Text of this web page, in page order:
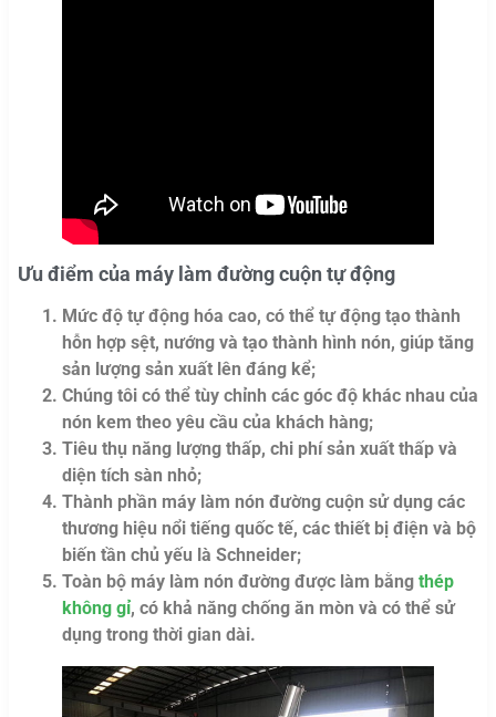
Ưu điểm của máy làm đường cuộn tự động
Mức độ tự động hóa cao, có thể tự động tạo thành
hỗn hợp sệt, nướng và tạo thành hình nón, giúp tăng
sản lượng sản xuất lên đáng kể;
Chúng tôi có thể tùy chỉnh các góc độ khác nhau của
nón kem theo yêu cầu của khách hàng;
Tiêu thụ năng lượng thấp, chi phí sản xuất thấp và
diện tích sàn nhỏ;
Thành phần máy làm nón đường cuộn sử dụng các
thương hiệu nổi tiếng quốc tế, các thiết bị điện và bộ
biến tần chủ yếu là Schneider;
Toàn bộ máy làm nón đường được làm bằng thép
không gỉ, có khả năng chống ăn mòn và có thể sử
dụng trong thời gian dài.